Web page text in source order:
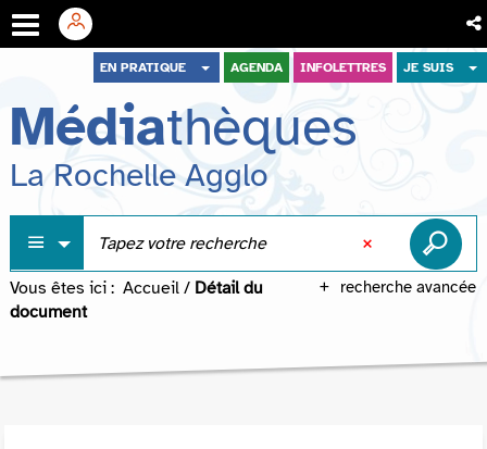
menu
contenu
recherche
EN PRATIQUE AGENDA INFOLETTRES JE SUIS
Médiathèques
La Rochelle Agglo
recherche avancée
Vous êtes ici : Accueil / Détail du
document